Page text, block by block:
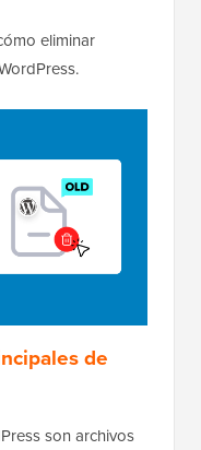
eliminar
de
son archivos